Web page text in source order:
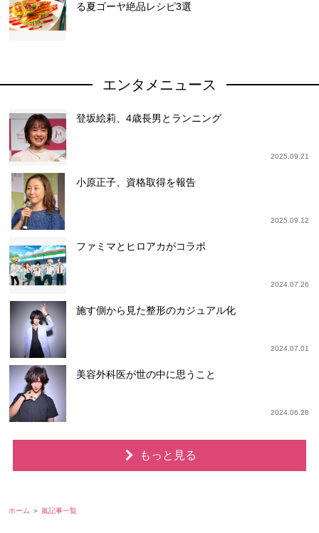
る夏ゴーヤ絶品レシピ3選
エンタメニュース
登坂絵莉、4歳長男とランニング
2025.09.21
小原正子、資格取得を報告
2025.09.12
ファミマとヒロアカがコラボ
2024.07.26
施す側から見た整形のカジュアル化
2024.07.01
美容外科医が世の中に思うこと
2024.06.28
もっと見る
ホーム 嵐記事一覧